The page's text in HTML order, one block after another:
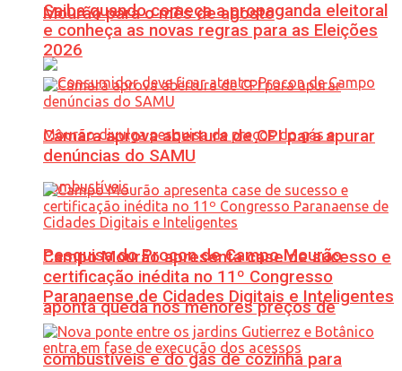
Mourão para o mês de agosto
Pesquisa do Procon de Campo Mourão
aponta queda nos menores preços de
combustíveis e do gás de cozinha para
Saiba quando começa a propaganda eleitoral
e conheça as novas regras para as Eleições
2026
Câmara aprova abertura de CPI para apurar
denúncias do SAMU
Campo Mourão apresenta case de sucesso e
certificação inédita no 11º Congresso
Paranaense de Cidades Digitais e Inteligentes